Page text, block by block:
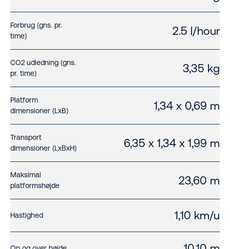
Forbrug (gns. pr.
time)
2.5 l/hour
CO2 udledning (gns.
pr. time)
3,35 kg
Platform
dimensioner (LxB)
1,34 x 0,69 m
Transport
dimensioner (LxBxH)
6,35 x 1,34 x 1,99 m
Maksimal
platformshøjde
23,60 m
Hastighed 1,10 km/u